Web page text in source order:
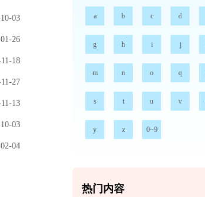
03
26
18
27
13
03
04
a b c d
g h i j
m n o q
s t u v
y z 0~9
热门内容